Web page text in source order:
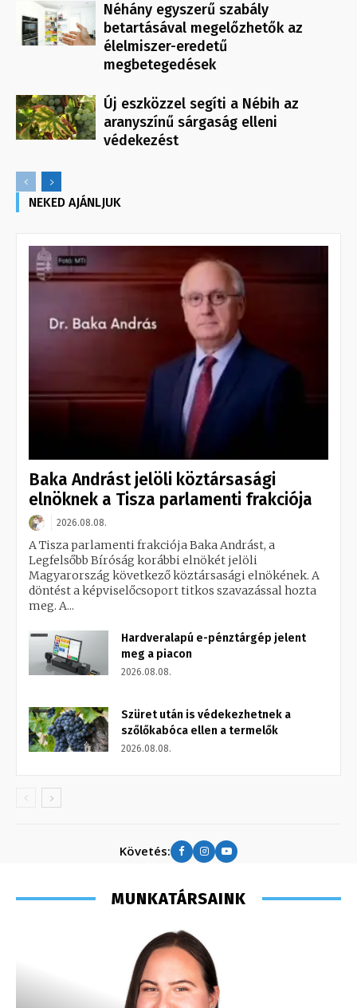
Néhány egyszerű szabály
betartásával megelőzhetők az
élelmiszer-eredetű
megbetegedések
Új eszközzel segíti a Nébih az
aranyszínű sárgaság elleni
védekezést
NEKED AJÁNLJUK
Baka Andrást jelöli köztársasági
elnöknek a Tisza parlamenti frakciója
2026.08.08.
A Tisza parlamenti frakciója Baka Andrást, a
Legfelsőbb Bíróság korábbi elnökét jelöli
Magyarország következő köztársasági elnökének. A
döntést a képviselőcsoport titkos szavazással hozta
meg. A...
Hardveralapú e-pénztárgép jelent
meg a piacon
2026.08.08.
Szüret után is védekezhetnek a
szőlőkabóca ellen a termelők
2026.08.08.
Követés:
MUNKATÁRSAINK